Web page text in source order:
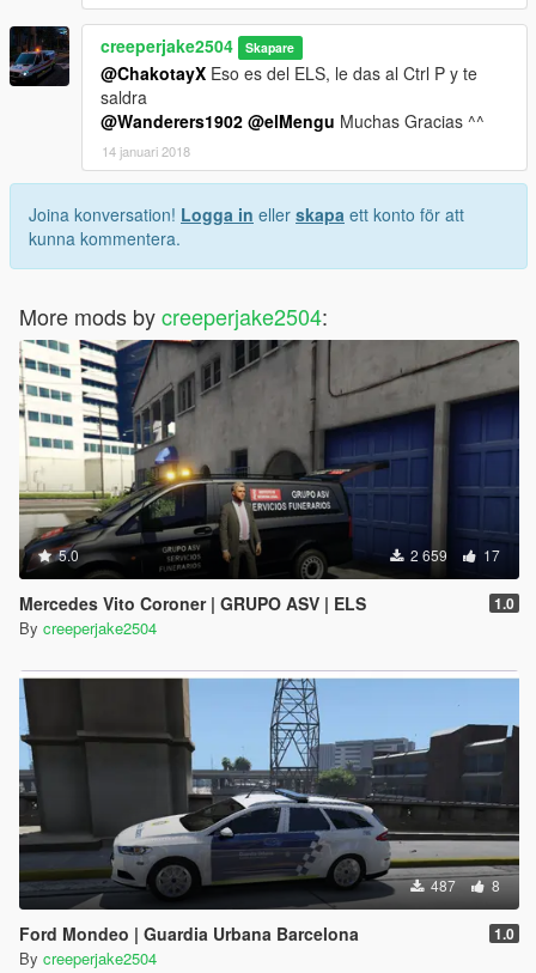
creeperjake2504 Skapare
@ChakotayX Eso es del ELS, le das al Ctrl P y te
saldra
@Wanderers1902 @elMengu Muchas Gracias ^^
14 januari 2018
Joina konversation! Logga in eller skapa ett konto för att
kunna kommentera.
More mods bycreeperjake2504:
5.0 2 659 17
Mercedes Vito Coroner | GRUPO ASV | ELS 1.0
By creeperjake2504
487 8
Ford Mondeo | Guardia Urbana Barcelona 1.0
By creeperjake2504